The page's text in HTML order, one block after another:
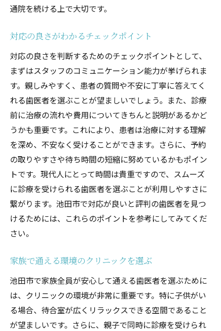
通院を続ける上で大切です。
対応の良さがわかるチェックポイント
対応の良さを判断するためのチェックポイントとして、
まずはスタッフのコミュニケーション能力が挙げられま
す。親しみやすく、患者の質問や不安に丁寧に答えてく
れる歯医者を選ぶことが望ましいでしょう。また、診療
前に治療の流れや費用についてきちんと説明があるかど
うかも重要です。これにより、患者は治療に対する理解
を深め、不安なく受けることができます。さらに、予約
の取りやすさや待ち時間の短縮に努めているかもポイン
トです。現代人にとって時間は貴重ですので、スムーズ
に診療を受けられる歯医者を選ぶことが利用しやすさに
繋がります。池田市で対応が良いと評判の歯医者を見つ
けるためには、これらのポイントを参考にしてみてくだ
さい。
家族で通える環境のクリニックを選ぶ
池田市で家族全員が安心して通える歯医者を選ぶために
は、クリニックの環境が非常に重要です。特に子供がい
る場合、待合室が広くリラックスできる空間であること
が望ましいです。さらに、親子で同時に診療を受けられ